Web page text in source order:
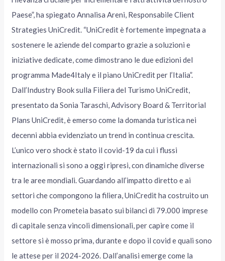
Paese”, ha spiegato Annalisa Areni, Responsabile Client
Strategies UniCredit. “UniCredit è fortemente impegnata a
sostenere le aziende del comparto grazie a soluzioni e
iniziative dedicate, come dimostrano le due edizioni del
programma Made4Italy e il piano UniCredit per l’Italia”.
Dall’Industry Book sulla Filiera del Turismo UniCredit,
presentato da Sonia Taraschi, Advisory Board & Territorial
Plans UniCredit, è emerso come la domanda turistica nei
decenni abbia evidenziato un trend in continua crescita.
L’unico vero shock è stato il covid-19 da cui i flussi
internazionali si sono a oggi ripresi, con dinamiche diverse
tra le aree mondiali. Guardando all’impatto diretto e ai
settori che compongono la filiera, UniCredit ha costruito un
modello con Prometeia basato sui bilanci di 79.000 imprese
di capitale senza vincoli dimensionali, per capire come il
settore si è mosso prima, durante e dopo il covid e quali sono
le attese per il 2024-2026. Dall’analisi emerge come la